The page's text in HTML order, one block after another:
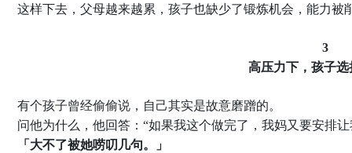
这样下去，父母越来越累，孩子也缺少了锻炼机会，能力被
3
高压力下，孩子
有个孩子曾经偷偷说，自己其实是故意磨蹭的。
问他为什么，他回答：“如果我这个做完了，我妈又要安排
「大不了被她唠叨几句。」